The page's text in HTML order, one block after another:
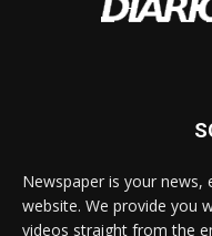
Newspaper is your
website. We provide you
videos straight from the